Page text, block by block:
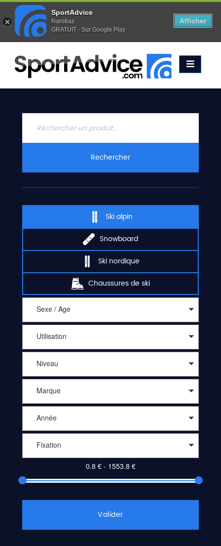
Favoris (0) Alertes (0)
ACCUEIL
SKIS
2020
CONTACT
Rechercher
Ski alpin
Snowboard
Ski nordique
Chaussures de ski
Sexe / Age
Utilisation
Niveau
Marque
Année
Fixation
Valider
SportAdvice
Narobaz
GRATUIT - Sur Google Play
Afficher